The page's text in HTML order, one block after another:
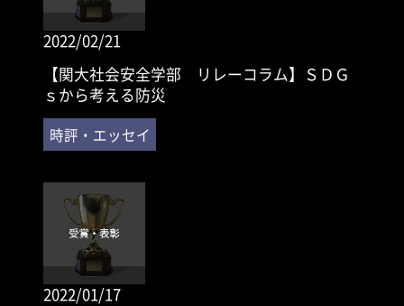
2022/02/21
【関大社会安全学部 リレーコラム】ＳＤＧ
ｓから考える防災
2022/01/17